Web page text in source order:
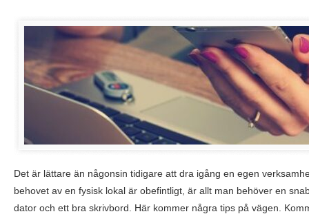
Det är lättare än någonsin tidigare att dra igång en egen
behovet av en fysisk lokal är obefintligt, är allt man behöver en
dator och ett bra skrivbord. Här kommer några tips på vägen.